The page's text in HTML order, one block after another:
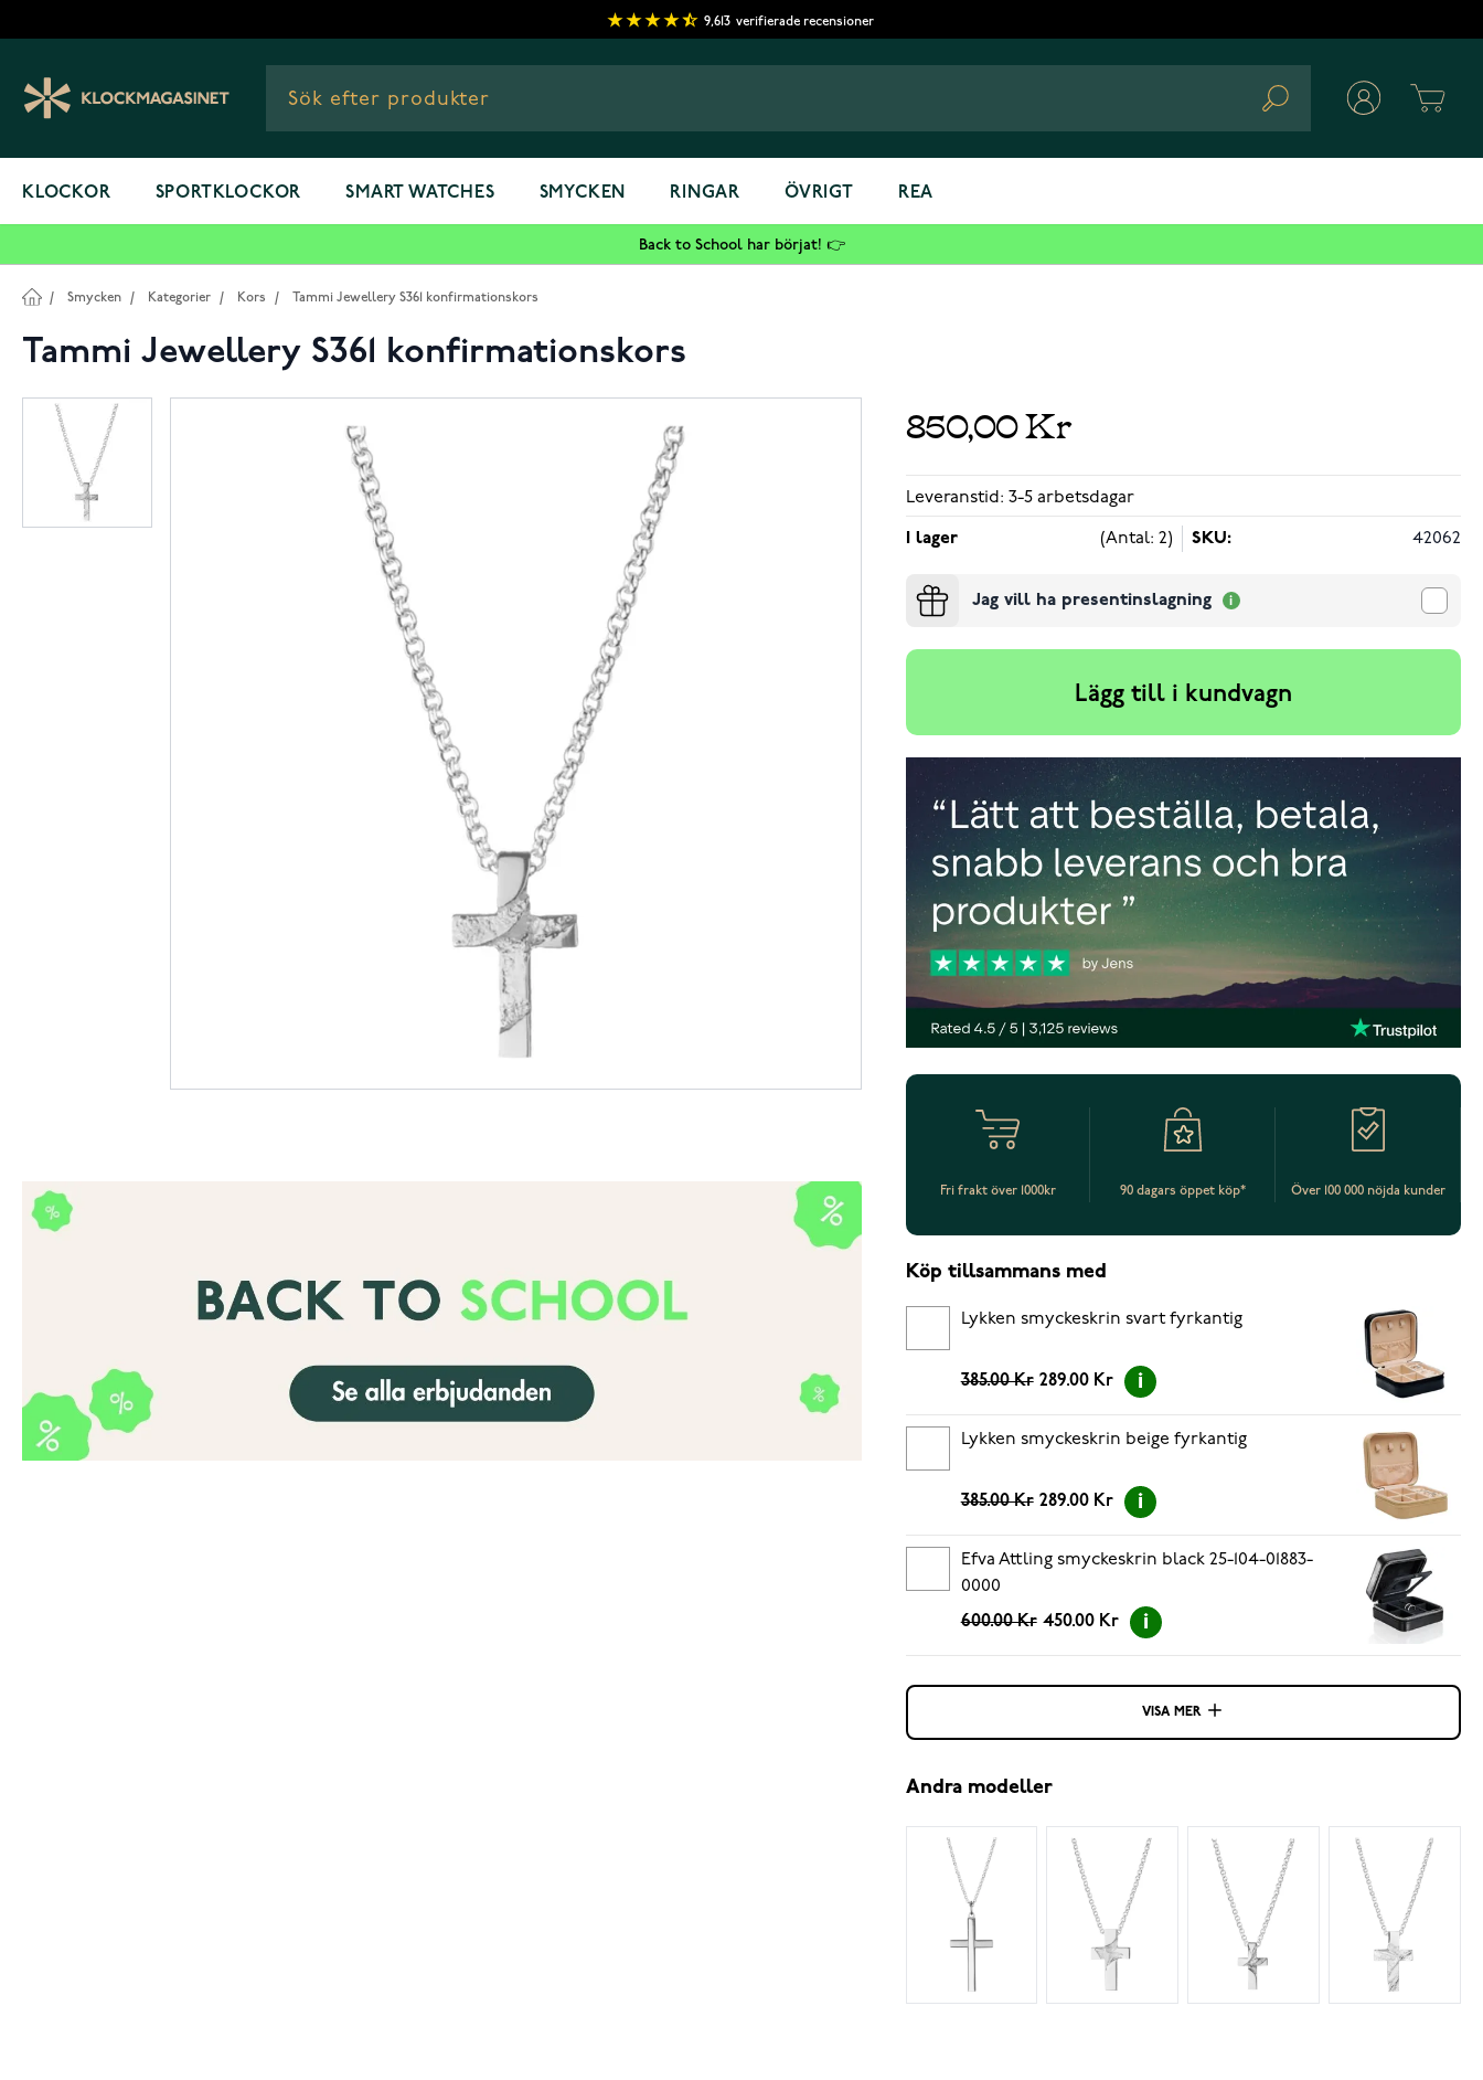
9,613 verifierade recensioner
Search
KLOCKOR SPORTKLOCKOR SMART WATCHES SMYCKEN RINGAR ÖVRIGT REA
Back to School har börjat! 👉
/ Smycken / Kategorier / Kors / Tammi Jewellery S361 konfirmationskors
Tammi Jewellery S361 konfirmationskors
850,00 Kr
Leveranstid: 3-5 arbetsdagar
I lager (Antal: 2) SKU: 42062
Jag vill ha presentinslagning
Lägg till i kundvagn
Fri frakt över 1000kr 90 dagars öppet köp* Över 100 000 nöjda kunder
Köp tillsammans med
Lykken smyckeskrin svart fyrkantig
385.00 Kr 289.00 Kr
Lykken smyckeskrin beige fyrkantig
385.00 Kr 289.00 Kr
Efva Attling smyckeskrin black 25-104-01883-
0000
600.00 Kr 450.00 Kr
VISA MER
Andra modeller